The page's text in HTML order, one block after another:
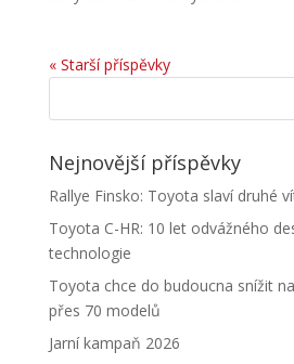
« Starší příspěvky
Nejnovější příspěvky
Rallye Finsko: Toyota slaví druhé
Toyota C-HR: 10 let odvážného
technologie
Toyota chce do budoucna snížit
přes 70 modelů
Jarní kampaň 2026